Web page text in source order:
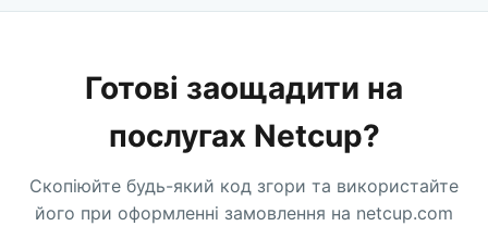
Готові заощадити на
послугах Netcup?
Скопіюйте будь-який код згори та використайте
його при оформленні замовлення на netcup.com